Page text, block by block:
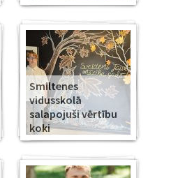
Smiltenes
vidusskolā
salapojuši vērtību
koki